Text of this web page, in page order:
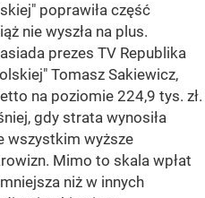
poprawiła część
nie wyszła na plus.
prezes TV Republika
Tomasz Sakiewicz,
na poziomie 224,9 tys. zł.
gdy strata wynosiła
wszystkim wyższe
Mimo to skala wpłat
niż w innych